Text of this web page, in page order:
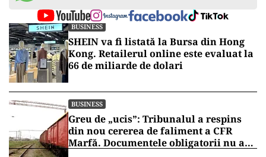
BUSINESS
SHEIN va fi listată la Bursa din Hong
Kong. Retailerul online este evaluat la
66 de miliarde de dolari
BUSINESS
Greu de „ucis”: Tribunalul a respins
din nou cererea de faliment a CFR
Marfă. Documentele obligatorii nu au